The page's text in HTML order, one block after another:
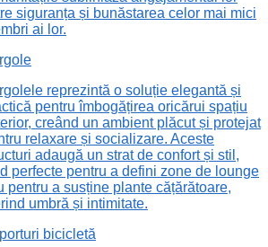
siguranța și bunăstarea celor mai mici
ai lor.
reprezintă o soluție elegantă și
pentru îmbogățirea oricărui spațiu
creând un ambient plăcut și protejat
relaxare și socializare. Aceste
adaugă un strat de confort și stil,
perfecte pentru a defini zone de lounge
pentru a susține plante cățărătoare,
umbră și intimitate.
bicicletă